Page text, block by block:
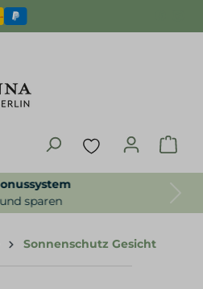
zur Bestellung
Next
Sonnenschutz Gesicht